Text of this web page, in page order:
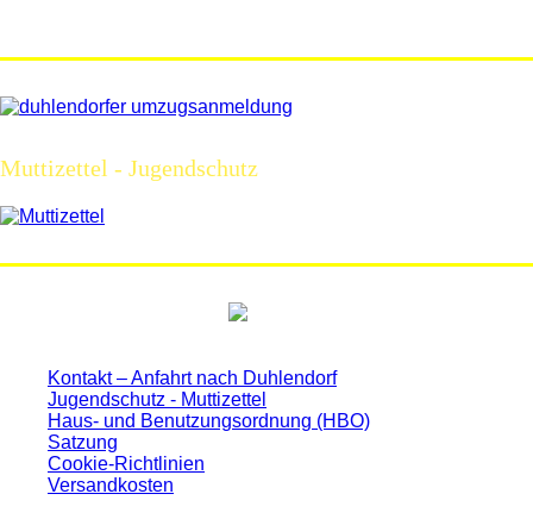
Muttizettel - Jugendschutz
Kontakt – Anfahrt nach Duhlendorf
Jugendschutz - Muttizettel
Haus- und Benutzungsordnung (HBO)
Satzung
Cookie-Richtlinien
Versandkosten